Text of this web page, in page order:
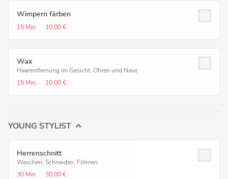
Wimpern färben
15 Min. 10,00 €
Wax
Haarentfernung im Gesicht, Ohren und Nase
15 Min.
10,00 €
YOUNG STYLIST
Herrenschnitt
Waschen, Schneiden, Föhnen
30 Min.
30,00 €